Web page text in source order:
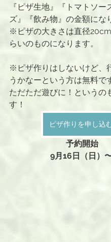
『ピザ生地』『トマトソー
ズ』『飲み物』の金額にな
※ピザの大きさは直径
らいのものになります。
※ピザ作りはしないけど、
うかなーという方は無料で
ただただ遊びに！というの
す！
ピザ作りを申し込
予約開始
9月16日（日）